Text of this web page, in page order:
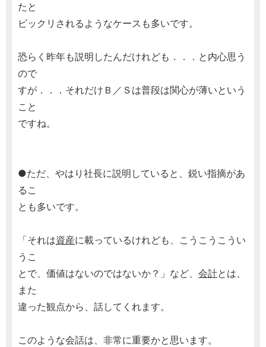
たと
ビックリされるようなケースも多いです。
恐らく昨年も説明したんだけれども．．．と内心思う
ので
すが．．．それだけＢ／Ｓは普段は関心が薄いという
こと
ですね。
●ただ、やはり社長に説明していると、鋭い指摘があ
るこ
とも多いです。
「それは資産に載っているけれども、こうこうこうい
うこ
とで、価値はないのではないか？」など、 会計とは、
また
違った観点から、話してくれます。
このような会話は、非常に重要かと思います。